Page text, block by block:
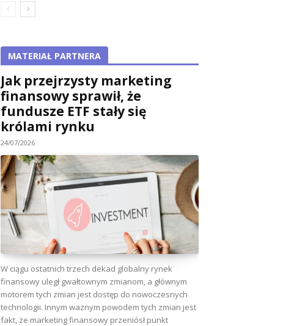
MATERIAŁ PARTNERA
Jak przejrzysty marketing
finansowy sprawił, że
fundusze ETF stały się
królami rynku
24/07/2026
W ciągu ostatnich trzech dekad globalny rynek
finansowy uległ gwałtownym zmianom, a głównym
motorem tych zmian jest dostęp do nowoczesnych
technologii. Innym ważnym powodem tych zmian jest
fakt, że marketing finansowy przeniósł punkt